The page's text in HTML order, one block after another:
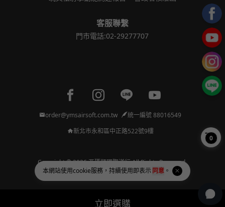
本網站使用cookie服務，持續使用即表示 同意 。
立即選購
客服聯繫
門市電話:02-29277707
Facebook page
Instagram page
Line pageYoutube page
order@ymsairsoft.com.tw
統一編號 88016549
新北市永和區中正路522號9樓
Copyright © 2026 亞瑪順國際洋行 All Rights Reserved.
Powered byBVSHOP.
0